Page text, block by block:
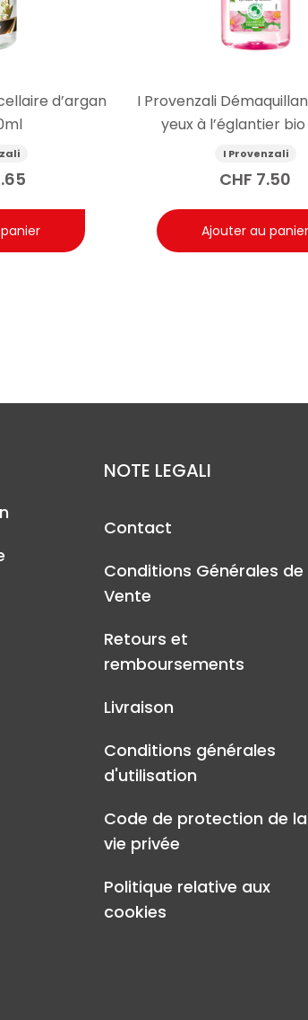
d’argan
I Provenzali
yeux à l’églantier
I Provenzali
CHF 7.50
Ajouter au panier
NOTE LEGALI
Contact
Conditions Générales de
Vente
Retours et
remboursements
Livraison
Conditions générales
d'utilisation
Code de protection de la
vie privée
Politique relative aux
cookies